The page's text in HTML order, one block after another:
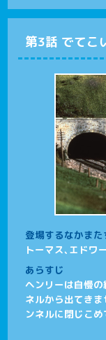
第3話 でてこ
登場するなかまた
トーマス、エドワ
あらすじ
ヘンリーは自慢
ネルから出てきま
ンネルに閉じこめ